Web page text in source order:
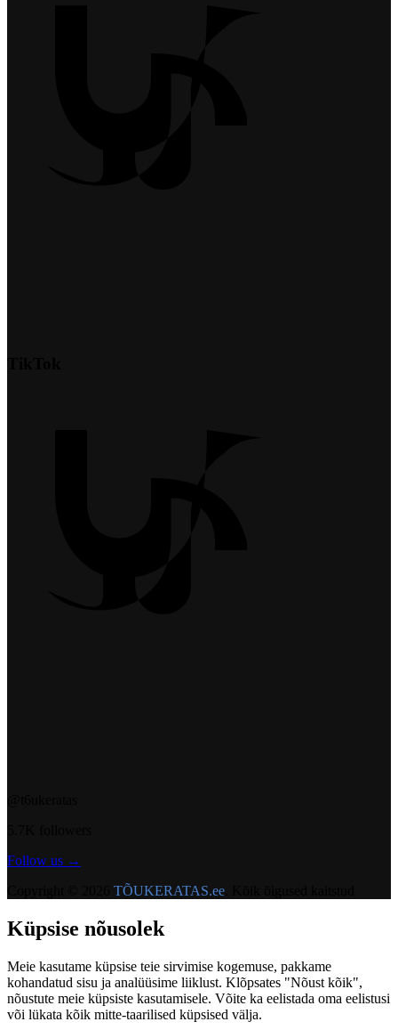
Follow us →
TÕUKERATAS.ee
Küpsise nõusolek
Meie kasutame küpsise teie sirvimise kogemuse, pakkame
kohandatud sisu ja analüüsime liiklust. Klõpsates "Nõust kõik",
nõustute meie küpsiste kasutamisele. Võite ka eelistada oma eelistusi
või lükata kõik mitte-taarilised küpsised välja.